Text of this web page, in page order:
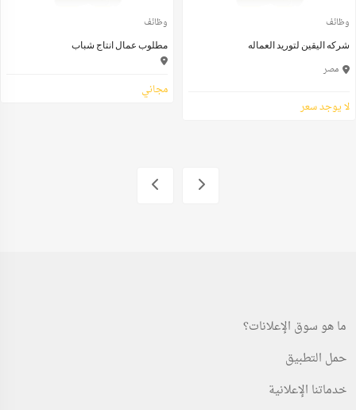
وظائف
شركه اليقين لتوريد العماله
مصر
لا يوجد سعر
وظائف
مطلوب عمال انتاج شباب
مجاني
ما هو سوق الإعلانات؟
حمل التطبيق
خدماتنا الإعلانية